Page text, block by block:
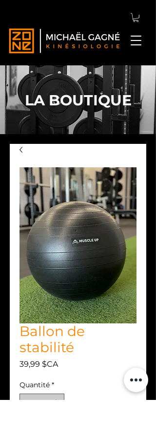
LA BOUTIQUE
Ballon de
stabilité
39,99 $CAPrix
Quantité *